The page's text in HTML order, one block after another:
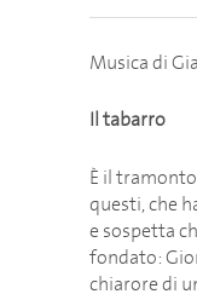
Musica di
Il tabarro
È il
questi, che
e sospetta
fondato:
chiarore di